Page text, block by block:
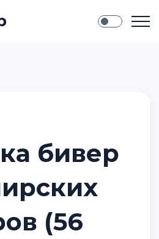
бивер
(56